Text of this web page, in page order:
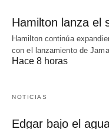
Hamilton lanza el
Hamilton continúa
con el lanzamiento de
Hace 8 horas
NOTICIAS
Edgar bajo el